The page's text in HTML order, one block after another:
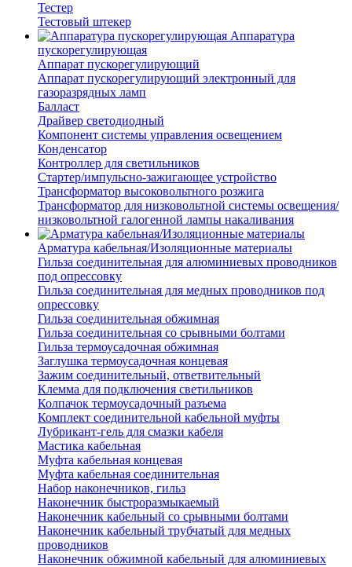
Тестер
Тестовый штекер
Аппаратура
пускорегулирующая
Аппарат пускорегулирующий
Аппарат пускорегулирующий электронный для
газоразрядных ламп
Балласт
Драйвер светодиодный
Компонент системы управления освещением
Конденсатор
Контроллер для светильников
Стартер/импульсно-зажигающее устройство
Трансформатор высоковольтного розжига
Трансформатор для низковольтной системы освещения/
низковольтной галогенной лампы накаливания
Арматура кабельная/Изоляционные материалы
Гильза соединительная для алюминиевых проводников
под опрессовку
Гильза соединительная для медных проводников под
опрессовку
Гильза соединительная обжимная
Гильза соединительная со срывными болтами
Гильза термоусадочная обжимная
Заглушка термоусадочная концевая
Зажим соединительный, ответвительный
Клемма для подключения светильников
Колпачок термоусадочный разъема
Комплект соединительной кабельной муфты
Лубрикант-гель для смазки кабеля
Мастика кабельная
Муфта кабельная концевая
Муфта кабельная соединительная
Набор наконечников, гильз
Наконечник быстроразмыкаемый
Наконечник кабельный со срывными болтами
Наконечник кабельный трубчатый для медных
проводников
Наконечник обжимной кабельный для алюминиевых